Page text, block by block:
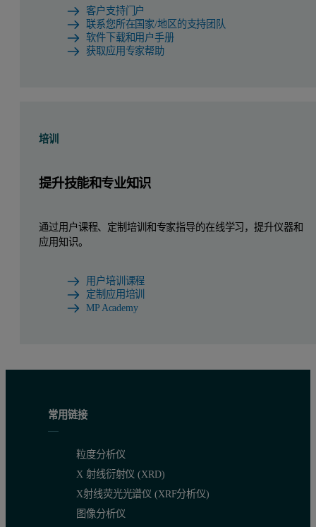
客户支持门户
联系您所在国家/地区的支持团队
软件下载和用户手册
获取应用专家帮助
培训
提升技能和专业知识
通过用户课程、定制培训和专家指导的在线学习，提升仪器和
应用知识。
用户培训课程
定制应用培训
MP Academy
常用链接
粒度分析仪
X 射线衍射仪 (XRD)
X射线荧光光谱仪 (XRF分析仪)
图像分析仪